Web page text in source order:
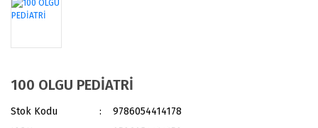
100 OLGU PEDİATRİ
Stok Kodu
9786054414178